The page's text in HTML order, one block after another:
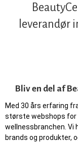
leverandør
Bliv en del af
Med 30 års erfaring
største webshops for
wellnessbranchen. Vi
brands og produkter,